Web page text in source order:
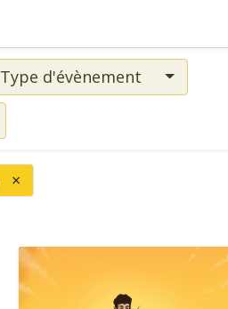
Type d'évènement
×